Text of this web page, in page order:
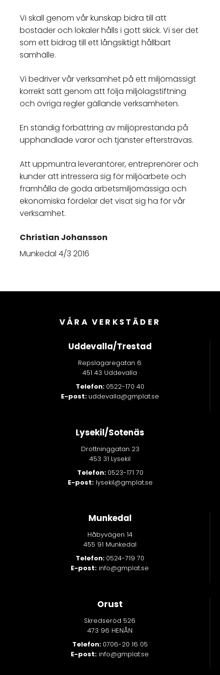
Vi skall genom vår kunskap bidra till att
bostäder och lokaler hålls i gott skick. Vi ser det
som ett bidrag till ett långsiktigt hållbart
samhälle.
Vi bedriver vår verksamhet på ett miljömässigt
korrekt sätt genom att följa miljölagstiftning
och övriga regler gällande verksamheten.
En ständig förbättring av miljöprestanda på
upphandlade varor och tjänster eftersträvas.
Att uppmuntra leverantörer, entreprenörer och
kunder att intressera sig för miljöarbete och
framhålla de goda arbetsmiljömässiga och
ekonomiska fördelar det visat sig ha för vår
verksamhet.
Christian Johansson
Munkedal 4/3 2016
VÅRA VERKSTÄDER
Uddevalla/Trestad
Repslagaregatan 6
451 43 Uddevalla
Telefon: 0522-170 40
E-post: uddevalla@gmplat.se
Lysekil/Sotenäs
Drottninggatan 23
453 31 Lysekil
Telefon: 0523-171 70
E-post:lysekil@gmplat.se
Munkedal
Håbyvägen 14
455 91 Munkedal
Telefon: 0524-719 70
E-post: info@gmplat.se
Orust
Skredseröd 526
473 96 HENÅN
Telefon: 0706-20 16 05
E-post: info@gmplat.se